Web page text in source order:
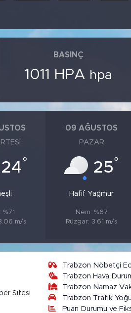
BASINÇ
1011 HPA hpa
24°
%71
m/s
09 AĞUSTOS
PAZAR
25°
Hafif Yağmur
Nem: %67
Rüzgar: 3.61 m/s
Sitesi
Trabzon Nöbetçi
Trabzon Hava
Trabzon Namaz
Trabzon Trafik
Puan Durumu ve